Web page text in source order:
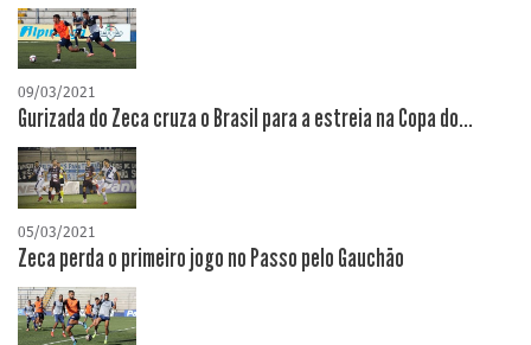
09/03/2021
Gurizada do Zeca cruza o Brasil para a estreia na Copa do...
05/03/2021
Zeca perda o primeiro jogo no Passo pelo Gauchão